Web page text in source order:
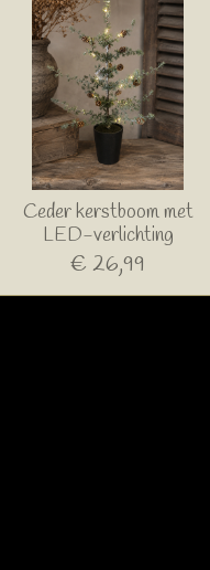
Ceder kerstboom met
LED-verlichting
€ 26,99